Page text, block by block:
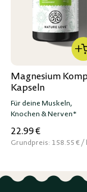
Magnesium
Kapseln
Für deine Muskeln,
Knochen & Nerven*
22.99 €
Grundpreis: 158.55 €/